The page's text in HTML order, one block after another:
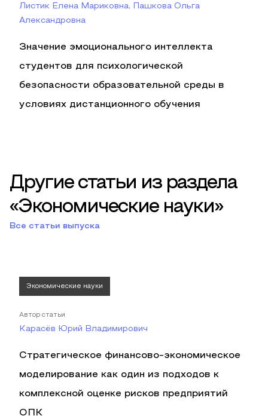
Листик Елена Мариковна, Пашкова Ольга
Александровна
Значение эмоционального интеллекта
студентов для психологической
безопасности образовательной среды в
условиях дистанционного обучения
Другие статьи из раздела
«Экономические науки»
Все статьи выпуска
Экономические науки
Автор статьи
Карасёв Юрий Владимирович
Стратегическое финансово-экономическое
моделирование как один из подходов к
комплексной оценке рисков предприятий
ОПК